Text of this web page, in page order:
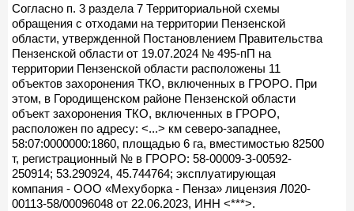
Согласно п. 3 раздела 7 Территориальной схемы
обращения с отходами на территории Пензенской
области, утвержденной Постановлением Правительства
Пензенской области от 19.07.2024 № 495-пП на
территории Пензенской области расположены 11
объектов захоронения ТКО, включенных в ГРОРО. При
этом, в Городищенском районе Пензенской области
объект захоронения ТКО, включенных в ГРОРО,
расположен по адресу: <...> км северо-западнее,
58:07:0000000:1860, площадью 6 га, вместимостью 82500
т, регистрационный № в ГРОРО: 58-00009-З-00592-
250914; 53.290924, 45.744764; эксплуатирующая
компания - ООО «Мехуборка - Пенза» лицензия Л020-
00113-58/00096048 от 22.06.2023, ИНН <***>.